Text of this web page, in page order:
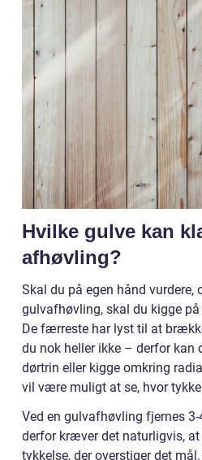
Hvilke gulve kan
afhøvling?
Skal du på egen hånd vurdere,
gulvafhøvling, skal du kigge
De færreste har lyst til at
du nok heller ikke – derfor kan
dørtrin eller kigge omkring
vil være muligt at se, hvor
Ved en gulvafhøvling fjernes
derfor kræver det naturligvis,
tykkelse, der overstiger det